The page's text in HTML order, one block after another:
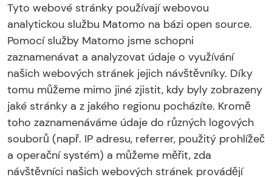
Tyto webové stránky používají webovou
analytickou službu Matomo na bázi open source.
Pomocí služby Matomo jsme schopni
zaznamenávat a analyzovat údaje o využívání
našich webových stránek jejich návštěvníky. Díky
tomu můžeme mimo jiné zjistit, kdy byly zobrazeny
jaké stránky a z jakého regionu pocházíte. Kromě
toho zaznamenáváme údaje do různých logových
souborů (např. IP adresu, referrer, použitý prohlížeč
a operační systém) a můžeme měřit, zda
návštěvníci našich webových stránek provádějí